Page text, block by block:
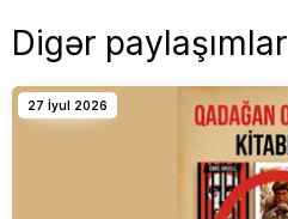
Digər paylaşımlar
27 İyul 2026